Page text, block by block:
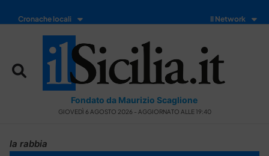
Cronache locali Il Network
Fondato da Maurizio Scaglione
GIOVEDÌ 6 AGOSTO 2026 - AGGIORNATO ALLE 19:40
la rabbia